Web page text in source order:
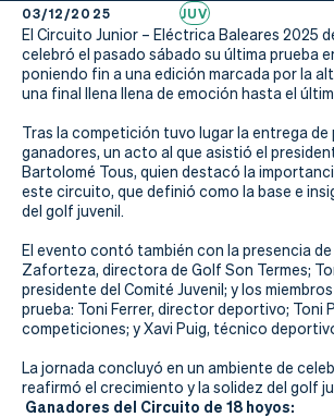
La
Federación
Federarse
Jugar
Aprender
Actualidad
Tienda
03/12/2025 JUV
El Circuito Junior – Eléctrica Baleares 2025
celebró el pasado sábado su última prueba
poniendo fin a una edición marcada por la
una final llena llena de emoción hasta el
Tras la competición tuvo lugar la entrega de
ganadores, un acto al que asistió el
Bartolomé Tous, quien destacó la
este circuito, que definió como la base e
del golf juvenil.
El evento contó también con la presencia de
Zaforteza, directora de Golf Son Termes;
presidente del Comité Juvenil; y los
prueba: Toni Ferrer, director deportivo; Toni
competiciones; y Xavi Puig, técnico
La jornada concluyó en un ambiente de
reafirmó el crecimiento y la solidez del golf
Ganadores del Circuito de 18 hoyos: